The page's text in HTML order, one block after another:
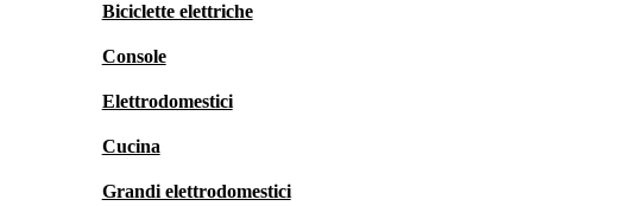
Biciclette elettriche
Console
Elettrodomestici
Cucina
Grandi elettrodomestici